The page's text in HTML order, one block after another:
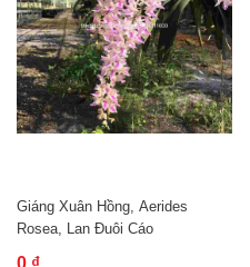
Giáng Xuân Hồng, Aerides
Rosea, Lan Đuôi Cáo
0 ₫